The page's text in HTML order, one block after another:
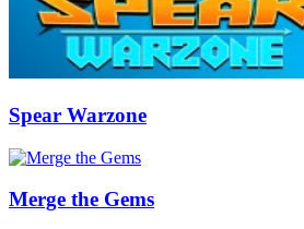
Spear Warzone
Merge the Gems